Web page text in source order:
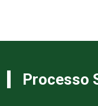
Processo